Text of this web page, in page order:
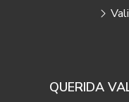
QUERIDA